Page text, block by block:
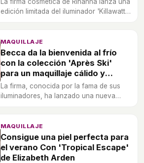
edición limitada del iluminador 'Killawatt'
MAQUILLAJE
Becca da la bienvenida al frío
con la colección 'Après Ski'
para un maquillaje cálido y
luminoso
La firma, conocida por la fama de sus
iluminadores, ha lanzado una nueva
MAQUILLAJE
Consigue una piel perfecta para
el verano Con 'Tropical Escape'
de Elizabeth Arden